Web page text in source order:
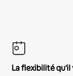
La flexibilité qu'il